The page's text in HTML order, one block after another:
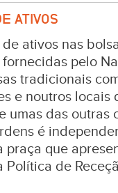
ATIVOS
ativos nas
pelo
tradicionais
e noutros
umas das outras
é
que
de